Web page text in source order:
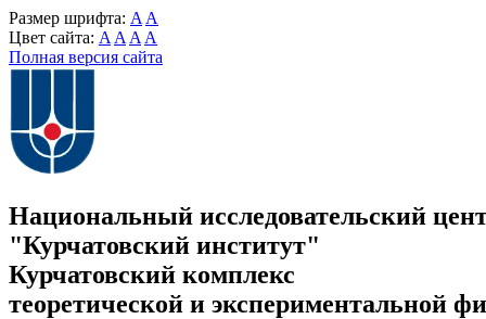
Размер шрифта: A A
Цвет сайта: A A A A
Полная версия сайта
Национальный исследовательский
"Курчатовский институт"
Курчатовский комплекс
теоретической и экспериментальной